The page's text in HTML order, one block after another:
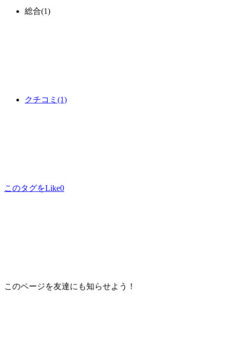
総合(1)
クチコミ (1)
このタグをLike0
このページを友達にも知らせよう！